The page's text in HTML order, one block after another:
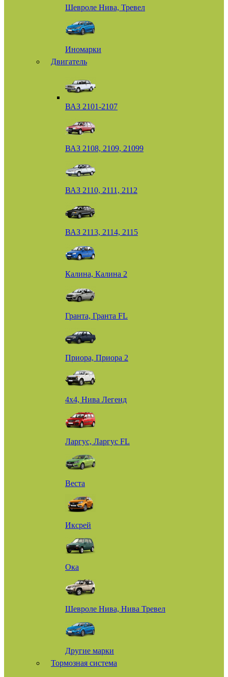
Шевроле Нива, Тревел
Иномарки
Двигатель
ВАЗ 2101-2107
ВАЗ 2108, 2109, 21099
ВАЗ 2110, 2111, 2112
ВАЗ 2113, 2114, 2115
Калина, Калина 2
Гранта, Гранта FL
Приора, Приора 2
4х4, Нива Легенд
Ларгус, Ларгус FL
Веста
Иксрей
Ока
Шевроле Нива, Нива Тревел
Другие марки
Тормозная система